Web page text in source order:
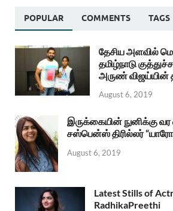
POPULAR COMMENTS TAGS
தேசிய அளவில்
தமிழ்நாடு
அருண் விஜய்யின்
August 6, 2019
இருக்கையின் நுனிக்கு
சஸ்பென்ஸ் திரில்லர்
August 6, 2019
Latest Stills of
RadhikaPreethi